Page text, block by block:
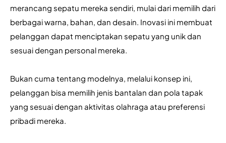
merancang sepatu mereka sendiri, mulai dari memilih dari
berbagai warna, bahan, dan desain. Inovasi ini membuat
pelanggan dapat menciptakan sepatu yang unik dan
sesuai dengan personal mereka.
Bukan cuma tentang modelnya, melalui konsep ini,
pelanggan bisa memilih jenis bantalan dan pola tapak
yang sesuai dengan aktivitas olahraga atau preferensi
pribadi mereka.